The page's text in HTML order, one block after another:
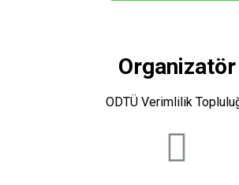
Organizatör
ODTÜ Verimlilik